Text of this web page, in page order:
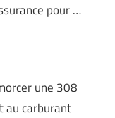
pour …
une 308
au carburant